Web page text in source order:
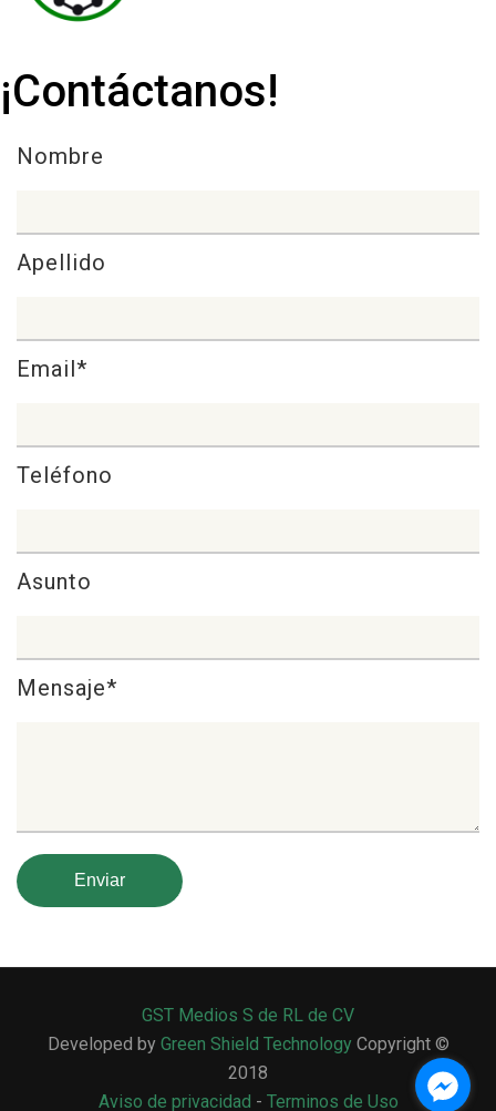
¡Contáctanos!
Nombre
Apellido
Email*
Teléfono
Asunto
Mensaje*
GST Medios S de RL de CV
Developed by Green Shield Technology Copyright ©
2018
Aviso de privacidad - Terminos de Uso